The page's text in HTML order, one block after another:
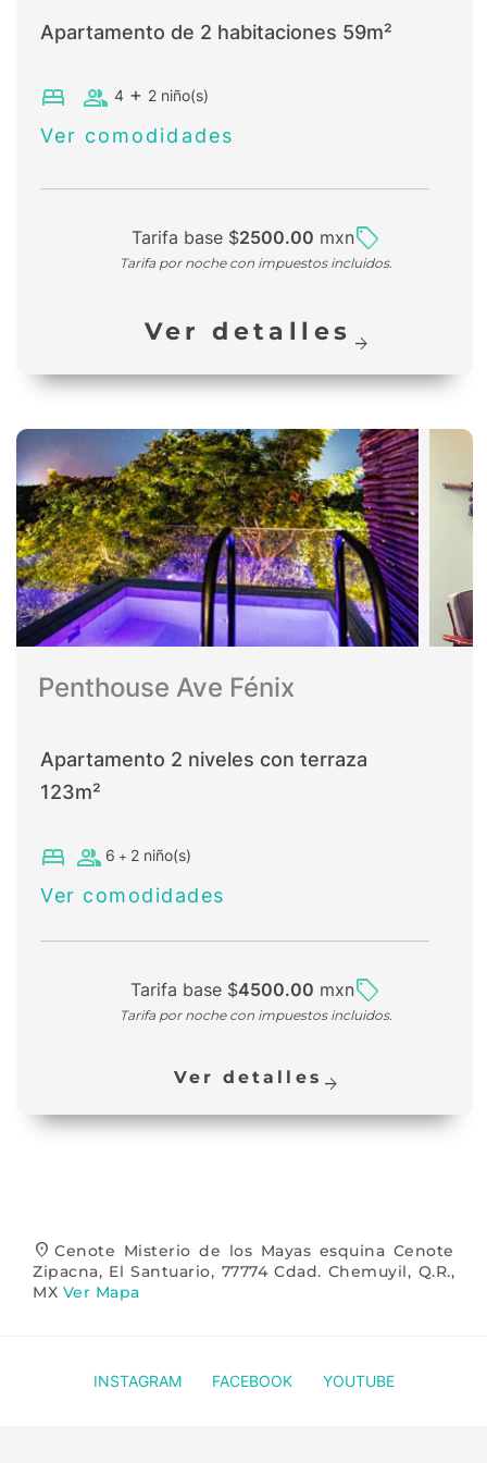
Apartamento de 2 habitaciones 59m²
bed group 4 + 2 niño(s)
Ver comodidades
Tarifa base $2500.00 mxnsell
Tarifa por nochecon impuestos incluidos.
Ver detalles arrow_forward
Penthouse Ave Fénix
Apartamento 2 niveles con terraza
123m²
bed group 6 + 2 niño(s)
Ver comodidades
Tarifa base $4500.00 mxnsell
Tarifa por nochecon impuestos incluidos.
Ver detalles arrow_forward
location_on Cenote Misterio de los Mayas esquina Cenote
Zipacna, El Santuario, 77774 Cdad. Chemuyil, Q.R.,
MX Ver Mapa
INSTAGRAM FACEBOOK YOUTUBE